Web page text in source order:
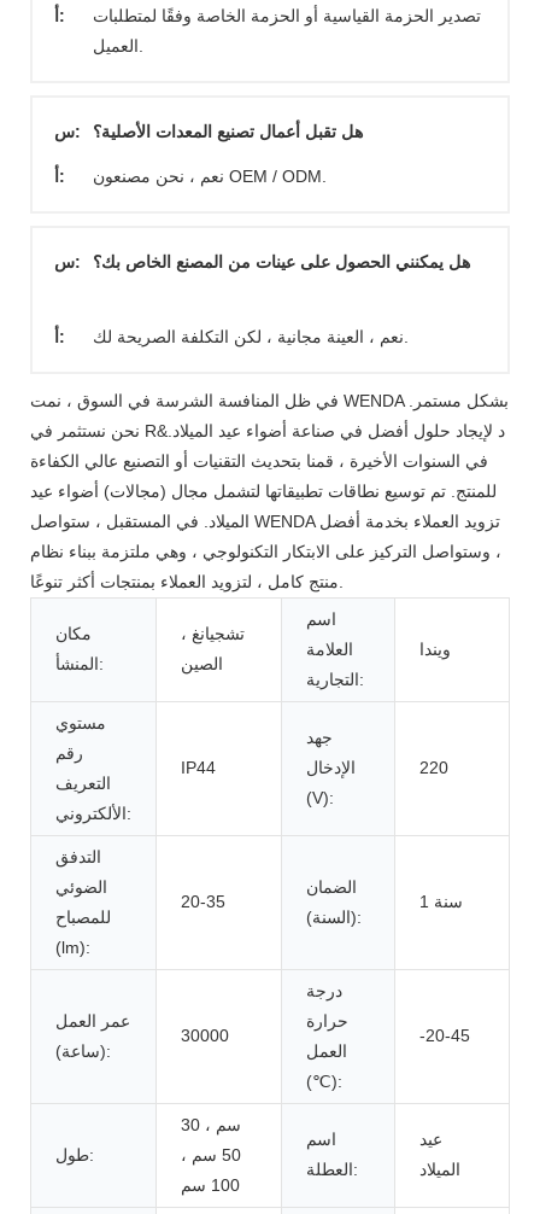
أ:
تصدير الحزمة القياسية أو الحزمة الخاصة وفقًا لمتطلبات
س: هل تقبل أعمال تصنيع المعدات الأصلية؟
أ: نعم ، نحن مصنعون OEM / ODM.
س: هل يمكنني الحصول على عينات من المصنع الخاص بك؟
أ:
في ظل المنافسة الشرسة في السوق ، نمت WENDA بشكل مستمر.
نحن نستثمر في R&د لإيجاد حلول أفضل في صناعة أضواء عيد الميلاد.
في السنوات الأخيرة ، قمنا بتحديث التقنيات أو التصنيع عالي الكفاءة
للمنتج. تم توسيع نطاقات تطبيقاتها لتشمل مجال (مجالات) أضواء عيد
الميلاد. في المستقبل ، ستواصل WENDA تزويد العملاء بخدمة أفضل
، وستواصل التركيز على الابتكار التكنولوجي ، وهي ملتزمة ببناء نظام
مكان
المنشأ:
تشجيانغ ،
الصين
اسم
العلامة
التجارية:
ويندا
مستوي
رقم
التعريف
الألكتروني:
IP44
جهد
الإدخال
(V):
220
التدفق
الضوئي
للمصباح
(lm):
20-35
الضمان
(السنة):
1 سنة
عمر العمل
(ساعة):
30000
درجة
حرارة
العمل
(℃):
-20-45
طول:
30 سم ،
50 سم ،
100 سم
اسم
العطلة:
عيد
الميلاد